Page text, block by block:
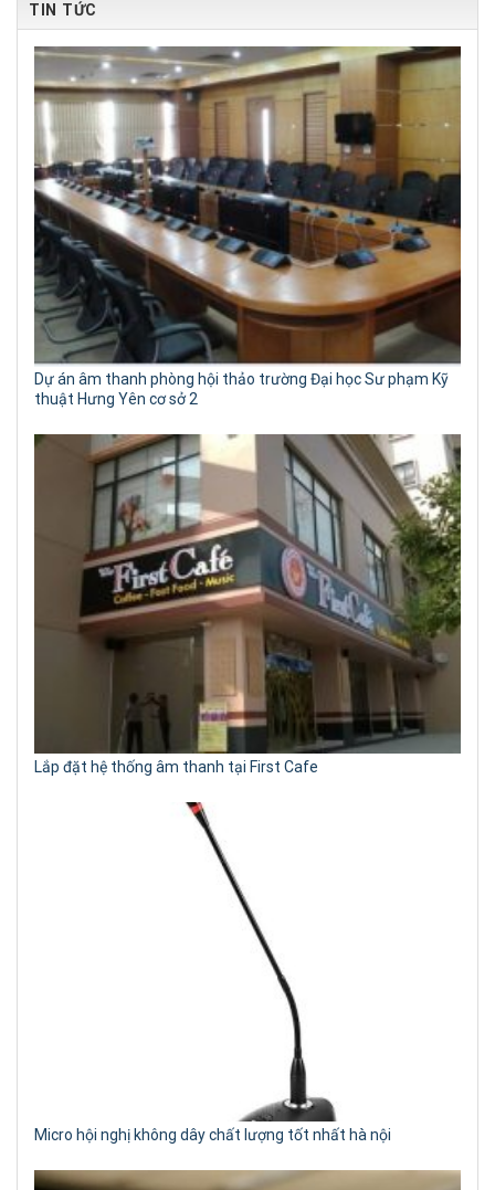
TIN TỨC
Dự án âm thanh phòng hội thảo trường Đại học Sư phạm Kỹ
thuật Hưng Yên cơ sở 2
Lắp đặt hệ thống âm thanh tại First Cafe
Micro hội nghị không dây chất lượng tốt nhất hà nội